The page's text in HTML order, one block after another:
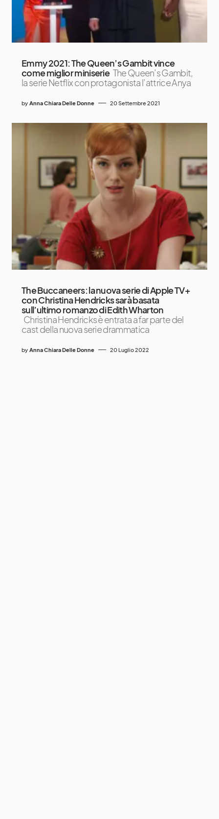
Emmy 2021: The Queen’s Gambit vince
come miglior miniserie The Queen’s Gambit,
la serie Netflix con protagonista l’attrice Anya
by Anna Chiara Delle Donne 20 Settembre 2021
The Buccaneers: la nuova serie di Apple TV+
con Christina Hendricks sarà basata
sull’ultimo romanzo di Edith Wharton
Christina Hendricks è entrata a far parte del
cast della nuova serie drammatica
by Anna Chiara Delle Donne 20 Luglio 2022